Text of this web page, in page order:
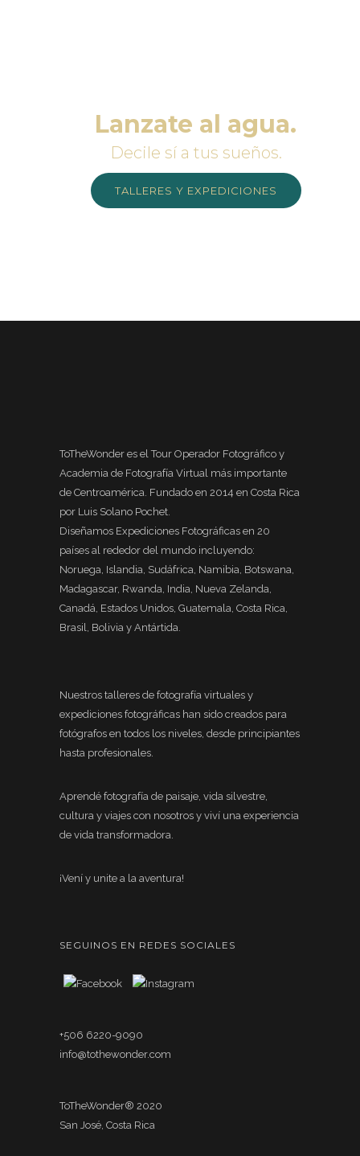
Lanzate al agua.
Decile sí a tus sueños.
TALLERES Y EXPEDICIONES
ToTheWonder es el Tour Operador Fotográfico y
Academia de Fotografía Virtual más importante
de Centroamérica. Fundado en 2014 en Costa Rica
por Luis Solano Pochet.
Diseñamos Expediciones Fotográficas en 20
países al rededor del mundo incluyendo:
Noruega, Islandia, Sudáfrica, Namibia, Botswana,
Madagascar, Rwanda, India, Nueva Zelanda,
Canadá, Estados Unidos, Guatemala, Costa Rica,
Brasil, Bolivia y Antártida.
Nuestros talleres de fotografía virtuales y
expediciones fotográficas han sido creados para
fotógrafos en todos los niveles, desde principiantes
hasta profesionales.
Aprendé fotografía de paisaje, vida silvestre,
cultura y viajes con nosotros y viví una experiencia
de vida transformadora.
¡Vení y unite a la aventura!
SEGUINOS EN REDES SOCIALES
+506 6220-9090
info@tothewonder.com
ToTheWonder® 2020
San José, Costa Rica